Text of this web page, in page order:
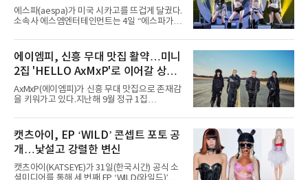
증명한 존재감
에스파(aespa)가 미국 시카고를 뜨겁게 달궜다.
소속사 에스엠엔터테인먼트는 4일 “에스파가
서 열린 ‘롤라팔루자 시카고’(Lollapalooza
Chicago)의 알리안츠 스테이지에 올랐다”며
“총 14곡으로 구성된 세트리스트를 선사, 데뷔 7
년 차다운 노련한 무대 매너와 파워풀한 에너지
로 현장의 분위기를 압도했다”고 밝혔다.1991
년 시작된 ‘롤라팔루자’는 8개 스테이지, 170여
팀의 아티스트와 40만 명 이상의 관객이 운집하
코르티스 등 K팝 스타들이 출연진 명단에 이름
을 올렸다.이날 에스파는
에이엠피, 신흥 무대 맛집 활약…미니
2집 'HELLO AxMxP'로 이어갈 상승
세
AxMxP(에이엠피)가 신흥 무대 맛집으로 존재감
을 키워가고 있다.지난해 9월 정규 1집
AxMxP는 데뷔 전부터 버스킹과 각종 페스티벌,
공연 무대에 오르며 실전 경험을 쌓아왔다.이들
은 소속사 패밀리 콘서트를 비롯해 '뷰티풀 민트
라이프 2025', '2025 부산국제록페스티벌' 등 대
형 무대에 잇달아 출연해 당찬 에너지와 풋풋한
매력으로 음악팬들의 눈도장을 찍었다.이후
캣츠아이, EP ‘WILD’ 콘셉트 포토 공
개…낯설고 강렬한 변신
캣츠아이(KATSEYE)가 31일(한국시간) 공식 소